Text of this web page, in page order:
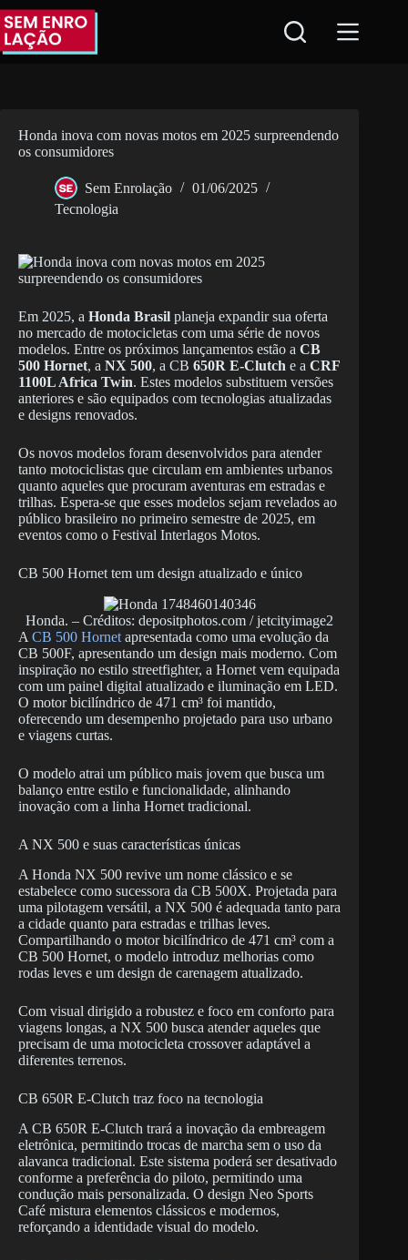
Pular
para
conteúdo
Honda inova com novas motos em 2025 surpreendendo
os consumidores
Sem Enrolação
01/06/2025
Tecnologia
Em 2025, a Honda Brasil planeja expandir sua oferta
no mercado de motocicletas com uma série de novos
modelos. Entre os próximos lançamentos estão a CB
500 Hornet, a NX 500, a CB 650R E-Clutch e a CRF
1100L Africa Twin. Estes modelos substituem versões
anteriores e são equipados com tecnologias atualizadas
e designs renovados.
Os novos modelos foram desenvolvidos para atender
tanto motociclistas que circulam em ambientes urbanos
quanto aqueles que procuram aventuras em estradas e
trilhas. Espera-se que esses modelos sejam revelados ao
público brasileiro no primeiro semestre de 2025, em
eventos como o Festival Interlagos Motos.
CB 500 Hornet tem um design atualizado e único
Honda. – Créditos: depositphotos.com / jetcityimage2
A CB 500 Hornet apresentada como uma evolução da
CB 500F, apresentando um design mais moderno. Com
inspiração no estilo streetfighter, a Hornet vem equipada
com um painel digital atualizado e iluminação em LED.
O motor bicilíndrico de 471 cm³ foi mantido,
oferecendo um desempenho projetado para uso urbano
e viagens curtas.
O modelo atrai um público mais jovem que busca um
balanço entre estilo e funcionalidade, alinhando
inovação com a linha Hornet tradicional.
A NX 500 e suas características únicas
A Honda NX 500 revive um nome clássico e se
estabelece como sucessora da CB 500X. Projetada para
uma pilotagem versátil, a NX 500 é adequada tanto para
a cidade quanto para estradas e trilhas leves.
Compartilhando o motor bicilíndrico de 471 cm³ com a
CB 500 Hornet, o modelo introduz melhorias como
rodas leves e um design de carenagem atualizado.
Com visual dirigido a robustez e foco em conforto para
viagens longas, a NX 500 busca atender aqueles que
precisam de uma motocicleta crossover adaptável a
diferentes terrenos.
CB 650R E-Clutch traz foco na tecnologia
A CB 650R E-Clutch trará a inovação da embreagem
eletrônica, permitindo trocas de marcha sem o uso da
alavanca tradicional. Este sistema poderá ser desativado
conforme a preferência do piloto, permitindo uma
condução mais personalizada. O design Neo Sports
Café mistura elementos clássicos e modernos,
reforçando a identidade visual do modelo.